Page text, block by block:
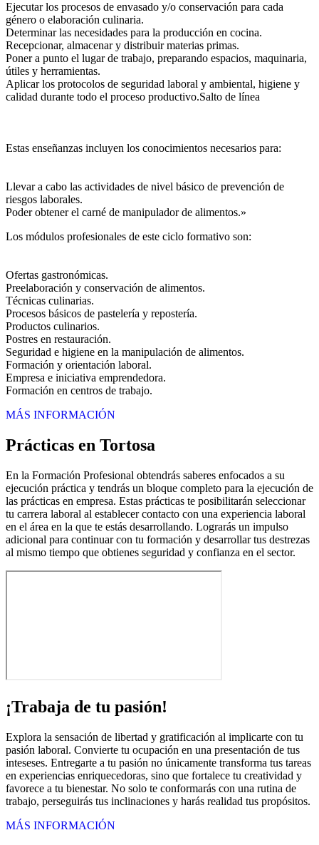
Ejecutar los procesos de envasado y/o conservación para cada
género o elaboración culinaria.
Determinar las necesidades para la producción en cocina.
Recepcionar, almacenar y distribuir materias primas.
Poner a punto el lugar de trabajo, preparando espacios, maquinaria,
útiles y herramientas.
Aplicar los protocolos de seguridad laboral y ambiental, higiene y
calidad durante todo el proceso productivo.Salto de línea
Estas enseñanzas incluyen los conocimientos necesarios para:
Llevar a cabo las actividades de nivel básico de prevención de
riesgos laborales.
Poder obtener el carné de manipulador de alimentos.»
Los módulos profesionales de este ciclo formativo son:
Ofertas gastronómicas.
Preelaboración y conservación de alimentos.
Técnicas culinarias.
Procesos básicos de pastelería y repostería.
Productos culinarios.
Postres en restauración.
Seguridad e higiene en la manipulación de alimentos.
Formación y orientación laboral.
Empresa e iniciativa emprendedora.
Formación en centros de trabajo.
MÁS INFORMACIÓN
Prácticas en Tortosa
En la Formación Profesional obtendrás saberes enfocados a su
ejecución práctica y tendrás un bloque completo para la ejecución de
las prácticas en empresa. Estas prácticas te posibilitarán seleccionar
tu carrera laboral al establecer contacto con una experiencia laboral
en el área en la que te estás desarrollando. Lograrás un impulso
adicional para continuar con tu formación y desarrollar tus destrezas
al mismo tiempo que obtienes seguridad y confianza en el sector.
¡Trabaja de tu pasión!
Explora la sensación de libertad y gratificación al implicarte con tu
pasión laboral. Convierte tu ocupación en una presentación de tus
inteseses. Entregarte a tu pasión no únicamente transforma tus tareas
en experiencias enriquecedoras, sino que fortalece tu creatividad y
favorece a tu bienestar. No solo te conformarás con una rutina de
trabajo, perseguirás tus inclinaciones y harás realidad tus propósitos.
MÁS INFORMACIÓN